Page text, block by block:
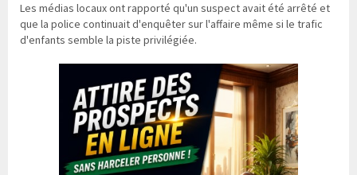
Les médias locaux ont rapporté qu'un suspect avait été arrêté et
que la police continuait d'enquêter sur l'affaire même si le trafic
d'enfants semble la piste privilégiée.